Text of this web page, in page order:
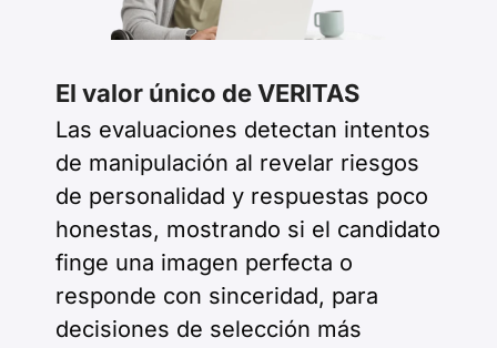
El valor único de VERITAS
Las evaluaciones detectan intentos
de manipulación al revelar riesgos
de personalidad y respuestas poco
honestas, mostrando si el candidato
finge una imagen perfecta o
responde con sinceridad, para
decisiones de selección más